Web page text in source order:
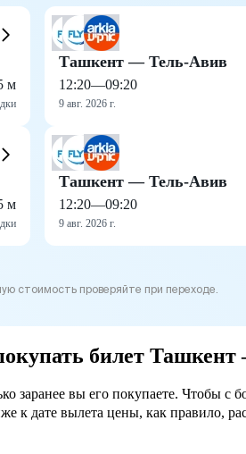
м
м
Ташкент — Тель-Авив
12:20—09:20
9 авг. 2026 г.
Ташкент — Тель-Авив
12:20—09:20
9 авг. 2026 г.
стоимость проверяйте при переходе.
билет
заранее вы его покупаете. Чтобы
к дате вылета цены, как правило,